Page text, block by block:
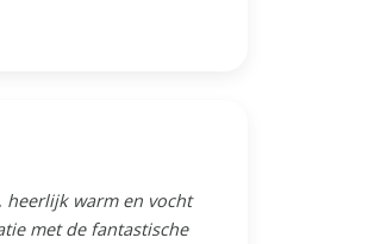
heerlijk warm en vocht
met de fantastische